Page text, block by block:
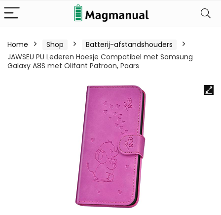
Home Shop
Batterij-afstandshouders
JAWSEU PU Lederen Hoesje Compatibel met Samsung
Galaxy A8S met Olifant Patroon, Paars